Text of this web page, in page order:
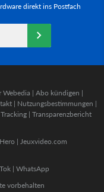
direkt ins Postfach
Webedia | Abo kündigen |
| Nutzungsbestimmungen |
| Transparenzbericht
| Jeuxvideo.com
| WhatsApp
vorbehalten